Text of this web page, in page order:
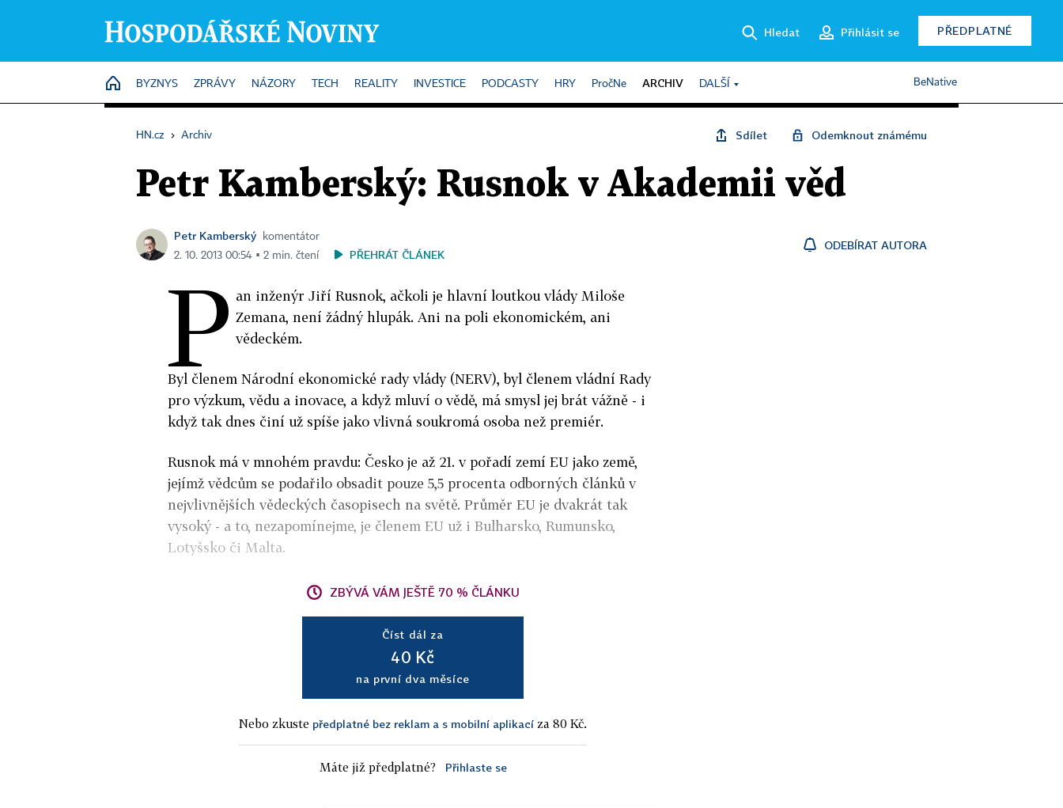
Hledat Přihlásit se PŘEDPLATNÉ
HOME
BYZNYS ZPRÁVY NÁZORY TECH REALITY INVESTICE PODCASTY HRY PročNe ARCHIV DALŠÍ BeNative
HN.cz › Archiv Sdílet Odemknout známému
Petr Kamberský: Rusnok v Akademii věd
Petr Kamberský
komentátor
2. 10. 2013 00:54 ▪ 2 min. čtení
PŘEHRÁT ČLÁNEK
ODEBÍRAT AUTORA
P an inženýr Jiří Rusnok, ačkoli je hlavní loutkou vlády Miloše
Zemana, není žádný hlupák. Ani na poli ekonomickém, ani
vědeckém.
Byl členem Národní ekonomické rady vlády (NERV), byl členem vládní Rady
pro výzkum, vědu a inovace, a když mluví o vědě, má smysl jej brát vážně - i
když tak dnes činí už spíše jako vlivná soukromá osoba než premiér.
Rusnok má v mnohém pravdu: Česko je až 21. v pořadí zemí EU jako země,
jejímž vědcům se podařilo obsadit pouze 5,5 procenta odborných článků v
nejvlivnějších vědeckých časopisech na světě. Průměr EU je dvakrát tak
vysoký - a to, nezapomínejme, je členem EU už i Bulharsko, Rumunsko,
Lotyšsko či Malta.
ZBÝVÁ VÁM JEŠTĚ 70 % ČLÁNKU
Číst dál za
40 Kč
na první dva měsíce
Nebo zkuste předplatné bez reklam a s mobilní aplikací za 80 Kč.
Máte již předplatné? Přihlaste se